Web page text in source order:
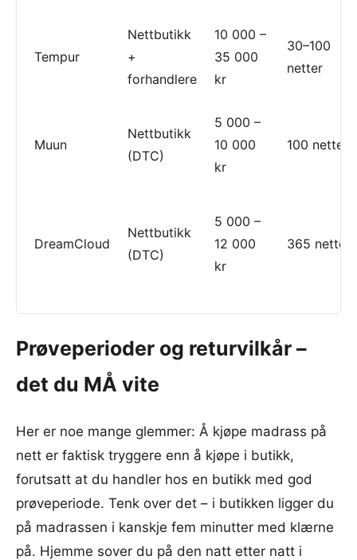
Tempur
Nettbutikk
+
forhandlere
10 000 –
35 000
kr
30–100
netter
Muun
Nettbutikk
(DTC)
5 000 –
10 000
kr
100 netter
DreamCloud
Nettbutikk
(DTC)
5 000 –
12 000
kr
365 netter
Prøveperioder og returvilkår –
det du MÅ vite
Her er noe mange glemmer: Å kjøpe madrass på
nett er faktisk tryggere enn å kjøpe i butikk,
forutsatt at du handler hos en butikk med god
prøveperiode. Tenk over det – i butikken ligger du
på madrassen i kanskje fem minutter med klærne
på. Hjemme sover du på den natt etter natt i